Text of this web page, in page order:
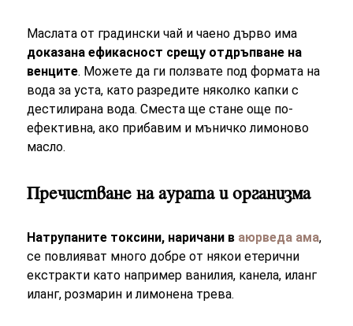
Маслата от градински чай и чаено дърво има
доказана ефикасност срещу отдръпване на
венците. Можете да ги ползвате под формата на
вода за уста, като разредите няколко капки с
дестилирана вода. Сместа ще стане още по-
ефективна, ако прибавим и мъничко лимоново
масло.
Пречистване на аурата и организма
Натрупаните токсини, наричани в аюрведа ама,
се повлияват много добре от някои етерични
екстракти като например ванилия, канела, иланг
иланг, розмарин и лимонена трева.